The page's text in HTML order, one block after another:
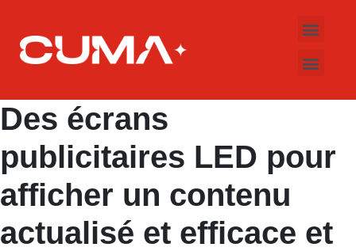
Des écrans
publicitaires LED pour
afficher un contenu
actualisé et efficace et